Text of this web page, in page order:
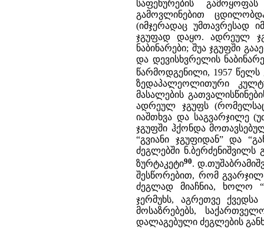
საფეხურების
გამოვლინებით
(იმჯერადაც უმთავრესად
ჯგუფად დაყო. ადრეულ
ნაბინარები; შუა ჯგუფში
და დევისხვრელის
წარმოდგენილი, 1957 წელს
ზედაპალეოლითური
მასალების
ადრეულ ჯგუფს
იაშთხვა და საგვარჯილე
ჯგუფში ჰქონდა
“გვიანი ჯგუფიდან” და
ძეგლებში ნ.ბერძენიშვილს
ზურტაკეტი90.
შესწორებით, რომ
ძეგლად მიაჩნია, ხოლო
ჯერმუხს, აგრეთვე
მოსაზრებებს,
დალაგებული ძეგლების